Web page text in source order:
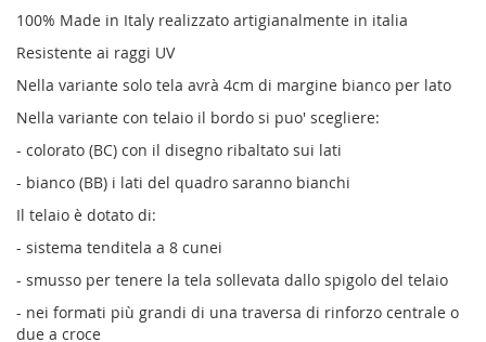
100% Made in Italy realizzato artigianalmente in italia
Resistente ai raggi UV
Nella variante solo tela avrà 4cm di margine bianco per lato
Nella variante con telaio il bordo si puo' scegliere:
- colorato (BC) con il disegno ribaltato sui lati
- bianco (BB) i lati del quadro saranno bianchi
Il telaio è dotato di:
- sistema tenditela a 8 cunei
- smusso per tenere la tela sollevata dallo spigolo del telaio
- nei formati più grandi di una traversa di rinforzo centrale o
due a croce